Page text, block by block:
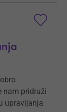
nam pridruži
upravljanja